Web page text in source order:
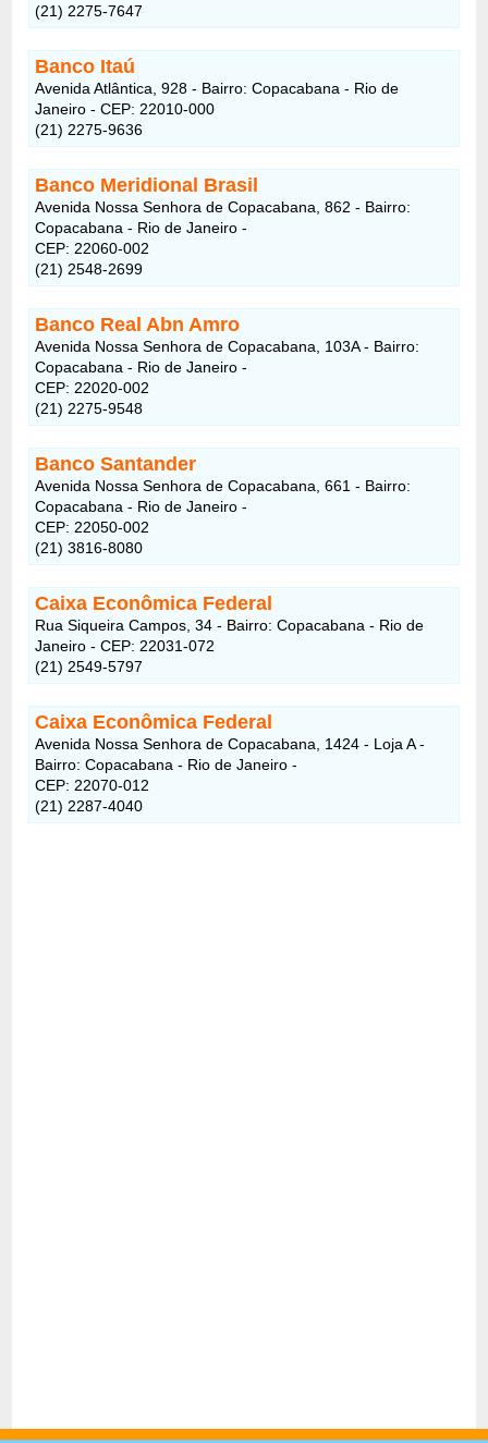
(21) 2275-7647
Banco Itaú
Avenida Atlântica, 928 - Bairro: Copacabana - Rio de
Janeiro - CEP: 22010-000
(21) 2275-9636
Banco Meridional Brasil
Avenida Nossa Senhora de Copacabana, 862 - Bairro:
Copacabana - Rio de Janeiro -
CEP: 22060-002
(21) 2548-2699
Banco Real Abn Amro
Avenida Nossa Senhora de Copacabana, 103A - Bairro:
Copacabana - Rio de Janeiro -
CEP: 22020-002
(21) 2275-9548
Banco Santander
Avenida Nossa Senhora de Copacabana, 661 - Bairro:
Copacabana - Rio de Janeiro -
CEP: 22050-002
(21) 3816-8080
Caixa Econômica Federal
Rua Siqueira Campos, 34 - Bairro: Copacabana - Rio de
Janeiro - CEP: 22031-072
(21) 2549-5797
Caixa Econômica Federal
Avenida Nossa Senhora de Copacabana, 1424 - Loja A -
Bairro: Copacabana - Rio de Janeiro -
CEP: 22070-012
(21) 2287-4040